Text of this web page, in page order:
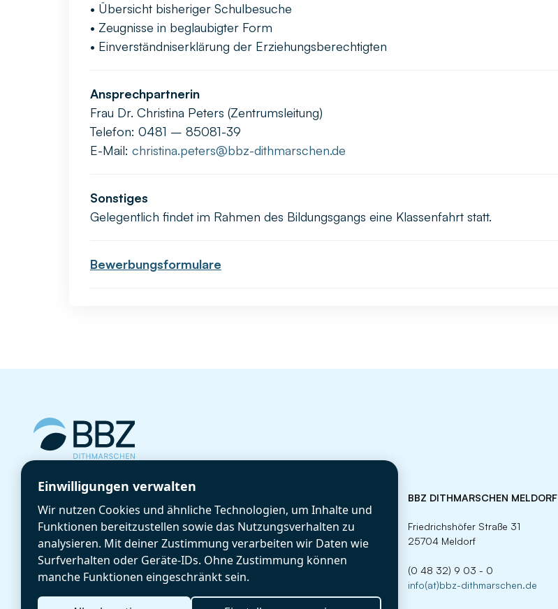
• Übersicht bisheriger Schulbesuche
• Zeugnisse in beglaubigter Form
• Einverständniserklärung der Erziehungsberechtigten
Ansprechpartnerin
Frau Dr. Christina Peters (Zentrumsleitung)
Telefon: 0481 – 85081-39
E-Mail: christina.peters@bbz-dithmarschen.de
Sonstiges
Gelegentlich findet im Rahmen des Bildungsgangs eine Klassenfahrt statt.
Bewerbungsformulare
GetBIZzy
Anmeldung
Aktuelles
BBZ DITHMARSCHEN MELDORF
Friedrichshöfer Straße 31
25704 Meldorf
(0 48 32) 9 03 - 0
info(at)bbz-dithmarschen.de
Cookie-Einstellungen
Einwilligungen verwalten
Wir nutzen Cookies und ähnliche Technologien, um Inhalte und
Funktionen bereitzustellen sowie das Nutzungsverhalten zu
analysieren. Mit deiner Zustimmung verarbeiten wir Daten wie
Surfverhalten oder Geräte-IDs. Ohne Zustimmung können
manche Funktionen eingeschränkt sein.